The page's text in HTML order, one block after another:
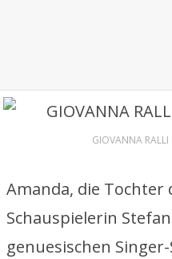
GIOVANNA RALLI
Amanda, die
Schauspielerin
genuesischen